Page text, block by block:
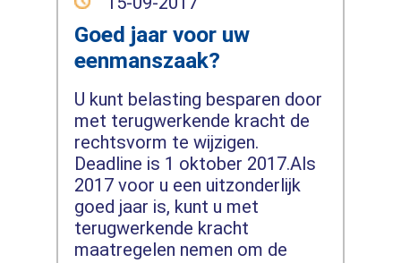
Goed jaar voor uw
eenmanszaak?
U kunt belasting besparen door
met terugwerkende kracht de
rechtsvorm te wijzigen.
Deadline is 1 oktober 2017.Als
2017 voor u een uitzonderlijk
goed jaar is, kunt u met
terugwerkende kracht
maatregelen nemen om de